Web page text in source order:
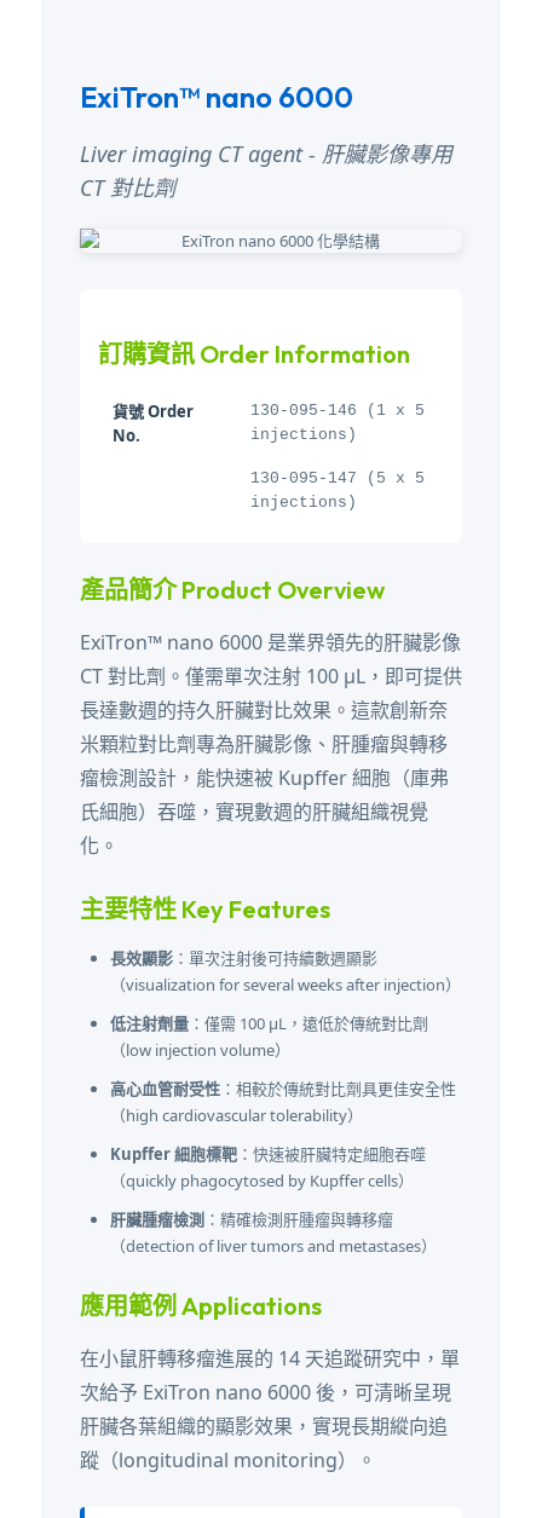
ExiTron™ nano 6000
Liver imaging CT agent - 肝臟影像專用
CT 對比劑
訂購資訊 Order Information
貨號 Order
No.
130-095-146 (1 x 5
injections)
130-095-147 (5 x 5
injections)
產品簡介 Product Overview
ExiTron™ nano 6000 是業界領先的肝臟影像
CT 對比劑。僅需單次注射 100 µL，即可提供
長達數週的持久肝臟對比效果。這款創新奈
米顆粒對比劑專為肝臟影像、肝腫瘤與轉移
瘤檢測設計，能快速被 Kupffer 細胞（庫弗
氏細胞）吞噬，實現數週的肝臟組織視覺
化。
主要特性 Key Features
長效顯影 ：單次注射後可持續數週顯影
（visualization for several weeks after injection）
低注射劑量 ：僅需 100 µL，遠低於傳統對比劑
（low injection volume）
高心血管耐受性 ：相較於傳統對比劑具更佳安全性
（high cardiovascular tolerability）
Kupffer 細胞標靶 ：快速被肝臟特定細胞吞噬
（quickly phagocytosed by Kupffer cells）
肝臟腫瘤檢測 ：精確檢測肝腫瘤與轉移瘤
（detection of liver tumors and metastases）
應用範例 Applications
在小鼠肝轉移瘤進展的 14 天追蹤研究中，單
次給予 ExiTron nano 6000 後，可清晰呈現
肝臟各葉組織的顯影效果，實現長期縱向追
蹤（longitudinal monitoring）。